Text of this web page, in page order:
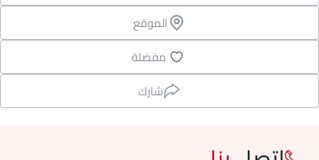
الموقع
مفضلة
شارك